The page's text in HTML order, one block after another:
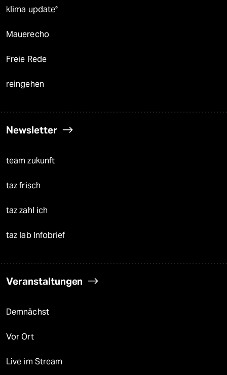
klima update°
Mauerecho
Freie Rede
reingehen
Newsletter
team zukunft
taz frisch
taz zahl ich
taz lab Infobrief
Veranstaltungen
Demnächst
Vor Ort
Live im Stream